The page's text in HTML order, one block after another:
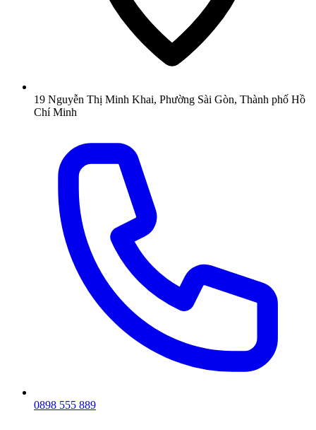
19 Nguyễn Thị Minh Khai, Phường Sài Gòn, Thành phố Hồ
Chí Minh
0898 555 889